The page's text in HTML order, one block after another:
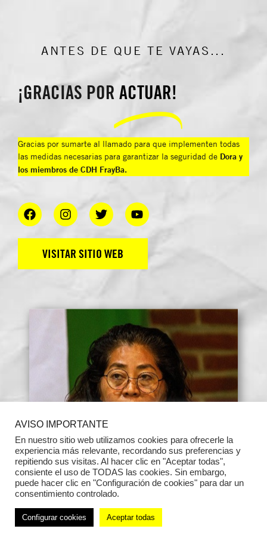
ANTES DE QUE TE VAYAS...
¡GRACIAS POR ACTUAR!
Gracias por sumarte al llamado para que implementen todas
las medidas necesarias para garantizar la seguridad de Dora y
los miembros de CDH FrayBa.
VISITAR SITIO WEB
AVISO IMPORTANTE
En nuestro sitio web utilizamos cookies para ofrecerle la
experiencia más relevante, recordando sus preferencias y
repitiendo sus visitas. Al hacer clic en "Aceptar todas",
consiente el uso de TODAS las cookies. Sin embargo,
puede hacer clic en "Configuración de cookies" para dar un
consentimiento controlado.
Configurar cookies Aceptar todas